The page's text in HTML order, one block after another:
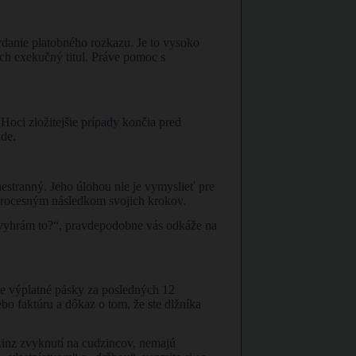
platobného rozkazu. Je to vysoko
exekučný titul. Práve pomoc s
zložitejšie prípady končia pred
Jeho úlohou nie je vymyslieť pre
následkom svojich krokov.
to?“, pravdepodobne vás odkáže na
výplatné pásky za posledných 12
faktúru a dôkaz o tom, že ste dlžníka
zvyknutí na cudzincov, nemajú